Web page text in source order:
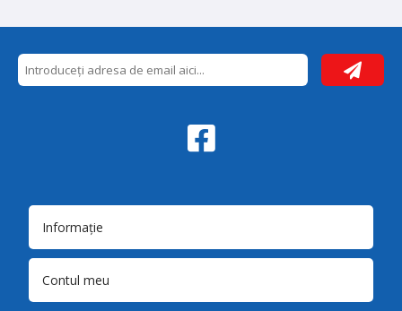
Informație
Contul meu